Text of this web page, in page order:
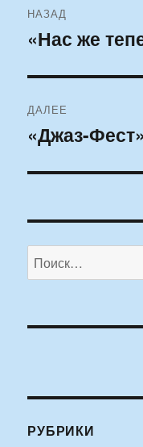
по
НАЗАД
Предыдущая
«Нас же
ДАЛЕЕ
Следующая
«Джаз-
Искать:
РУБРИКИ